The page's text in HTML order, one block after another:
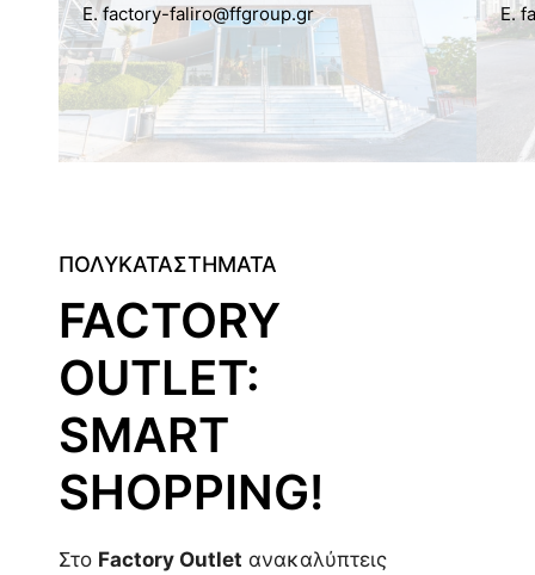
ΠΟΛΥΚΑΤΑΣΤΗΜΑΤΑ
FACTORY
OUTLET:
SMART
SHOPPING!
Στο Factory Outlet ανακαλύπτεις
E. factory-faliro@ffgroup.gr
E.